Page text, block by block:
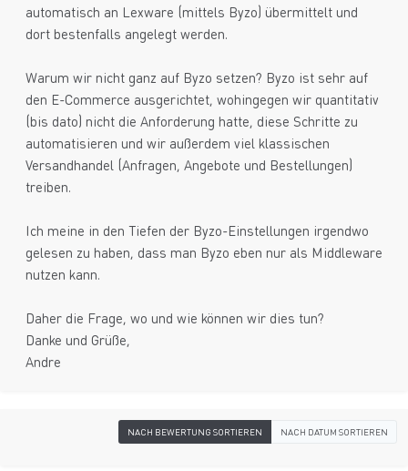
automatisch an Lexware (mittels Byzo) übermittelt und
dort bestenfalls angelegt werden.
Warum wir nicht ganz auf Byzo setzen? Byzo ist sehr auf
den E-Commerce ausgerichtet, wohingegen wir quantitativ
(bis dato) nicht die Anforderung hatte, diese Schritte zu
automatisieren und wir außerdem viel klassischen
Versandhandel (Anfragen, Angebote und Bestellungen)
treiben.
Ich meine in den Tiefen der Byzo-Einstellungen irgendwo
gelesen zu haben, dass man Byzo eben nur als Middleware
nutzen kann.
Daher die Frage, wo und wie können wir dies tun?
Danke und Grüße,
Andre
NACH BEWERTUNG SORTIEREN NACH DATUM SORTIEREN